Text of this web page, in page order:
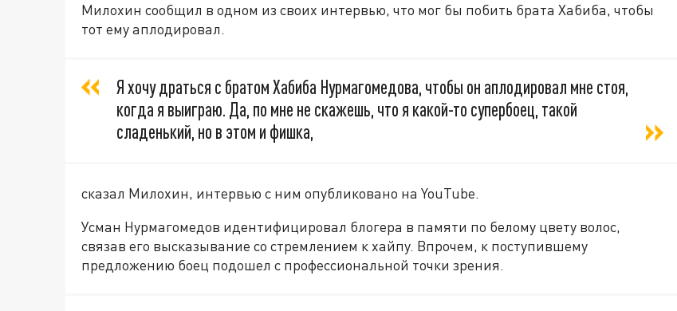
Милохин сообщил в одном из своих интервью, что мог бы побить брата Хабиба, чтобы
тот ему аплодировал.
Я хочу драться с братом Хабиба Нурмагомедова, чтобы он аплодировал мне стоя,
когда я выиграю. Да, по мне не скажешь, что я какой-то супербоец, такой
сладенький, но в этом и фишка,
сказал Милохин, интервью с ним опубликовано на YouTube.
Усман Нурмагомедов идентифицировал блогера в памяти по белому цвету волос,
связав его высказывание со стремлением к хайпу. Впрочем, к поступившему
предложению боец подошел с профессиональной точки зрения.